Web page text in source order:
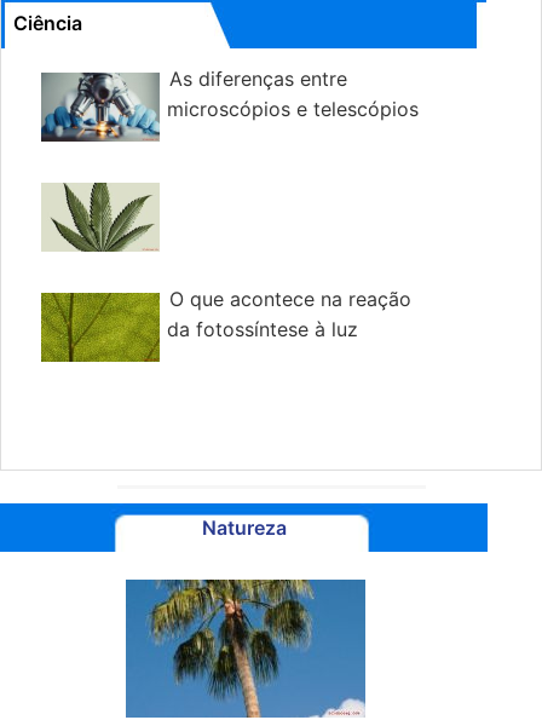
Ciência
As diferenças entre
microscópios e telescópios
O que acontece na reação
da fotossíntese à luz
Natureza